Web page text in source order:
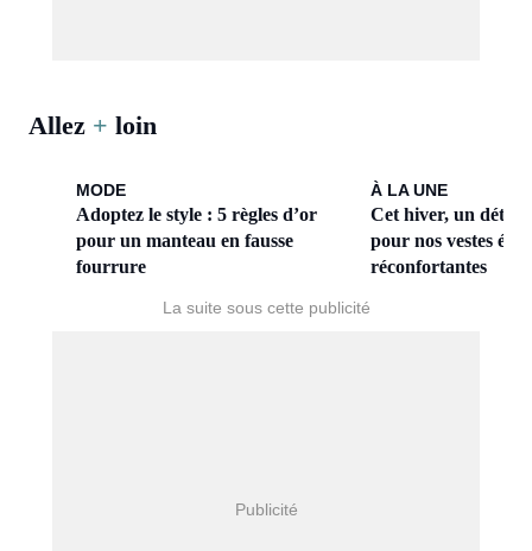
Allez + loin
MODE
Adoptez le style : 5 règles d’or
pour un manteau en fausse
fourrure
À LA UNE
Cet hiver, un détail
pour nos vestes
réconfortantes